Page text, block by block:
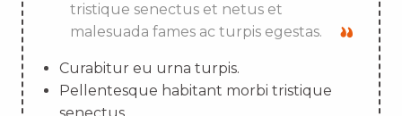
tristique senectus et netus et
malesuada fames ac turpis egestas.
Curabitur eu urna turpis.
Pellentesque habitant morbi tristique